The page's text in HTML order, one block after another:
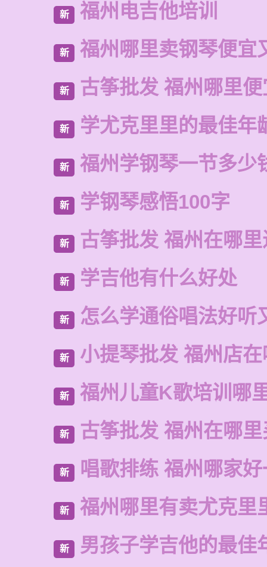
新 福州电吉他培训
新 福州哪里卖钢琴便宜
新 古筝批发 福州哪里
新 学尤克里里的最佳年
新 福州学钢琴一节多少
新 学钢琴感悟100字
新 古筝批发 福州在哪
新 学吉他有什么好处
新 怎么学通俗唱法好听
新 小提琴批发 福州店
新 福州儿童K歌培训哪
新 古筝批发 福州在哪
新 唱歌排练 福州哪家
新 福州哪里有卖尤克里
新 男孩子学吉他的最佳